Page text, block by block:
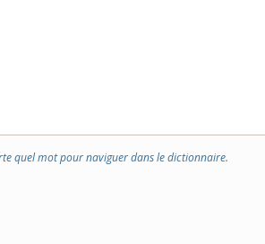
quel mot pour naviguer dans le dictionnaire.